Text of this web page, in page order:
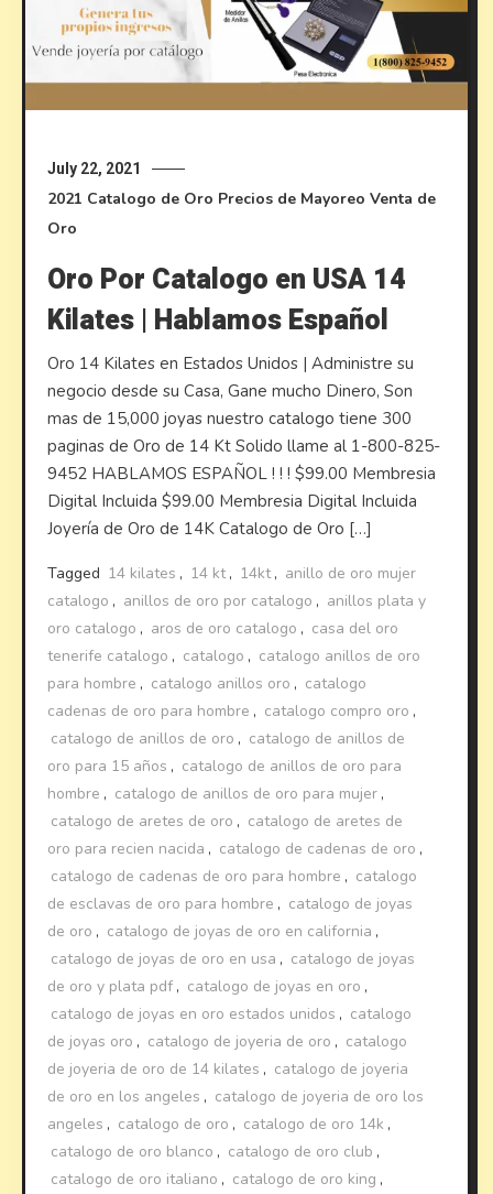
July 22, 2021
2021 Catalogo de Oro Precios de Mayoreo Venta de
Oro
Oro Por Catalogo en USA 14
Kilates | Hablamos Español
Oro 14 Kilates en Estados Unidos | Administre su
negocio desde su Casa, Gane mucho Dinero, Son
mas de 15,000 joyas nuestro catalogo tiene 300
paginas de Oro de 14 Kt Solido llame al 1-800-825-
9452 HABLAMOS ESPAÑOL ! ! ! $99.00 Membresia
Digital Incluida $99.00 Membresia Digital Incluida
Joyería de Oro de 14K Catalogo de Oro […]
Tagged 14 kilates , 14 kt, 14kt, anillo de oro mujer
catalogo , anillos de oro por catalogo , anillos plata y
oro catalogo , aros de oro catalogo , casa del oro
tenerife catalogo , catalogo , catalogo anillos de oro
para hombre , catalogo anillos oro , catalogo
cadenas de oro para hombre , catalogo compro oro ,
catalogo de anillos de oro , catalogo de anillos de
oro para 15 años , catalogo de anillos de oro para
hombre , catalogo de anillos de oro para mujer ,
catalogo de aretes de oro , catalogo de aretes de
oro para recien nacida , catalogo de cadenas de oro ,
catalogo de cadenas de oro para hombre , catalogo
de esclavas de oro para hombre , catalogo de joyas
de oro , catalogo de joyas de oro en california ,
catalogo de joyas de oro en usa , catalogo de joyas
de oro y plata pdf , catalogo de joyas en oro ,
catalogo de joyas en oro estados unidos , catalogo
de joyas oro , catalogo de joyeria de oro , catalogo
de joyeria de oro de 14 kilates , catalogo de joyeria
de oro en los angeles , catalogo de joyeria de oro los
angeles , catalogo de oro , catalogo de oro 14k ,
catalogo de oro blanco , catalogo de oro club ,
catalogo de oro italiano , catalogo de oro king ,